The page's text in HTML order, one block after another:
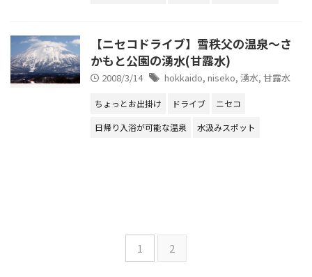
【ニセコドライブ】雪秩父の温泉～さ
かもと公園の湧水(甘露水)
2008/3/14 hokkaido, niseko, 湧水, 甘露水
ちょっとお出掛け ドライブ
ニセコ
日帰り入浴が可能な温泉
水汲みスポット
1 2